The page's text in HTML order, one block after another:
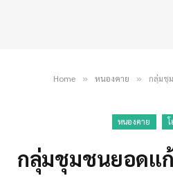
Home » หนองคาย » กลุ่มชุ
หนองคาย
กลุ่มชุมชนยอดแ